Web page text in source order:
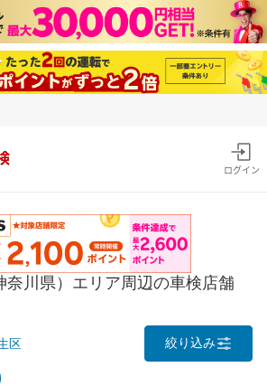
ログイン
奈川県）エリア周辺の車検店舗
区 絞り込み